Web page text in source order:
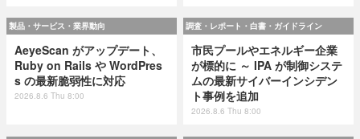
製品・サービス・業界動向
AeyeScan がアップデート、
Ruby on Rails や WordPres
s の最新脆弱性に対応
2026.8.6 Thu 8:00
調査・レポート・白書・ガイドライン
市民プールやエネルギー企業
が標的に ～ IPA が制御システ
ムの最新サイバーインシデン
ト事例を追加
2026.8.6 Thu 8:00